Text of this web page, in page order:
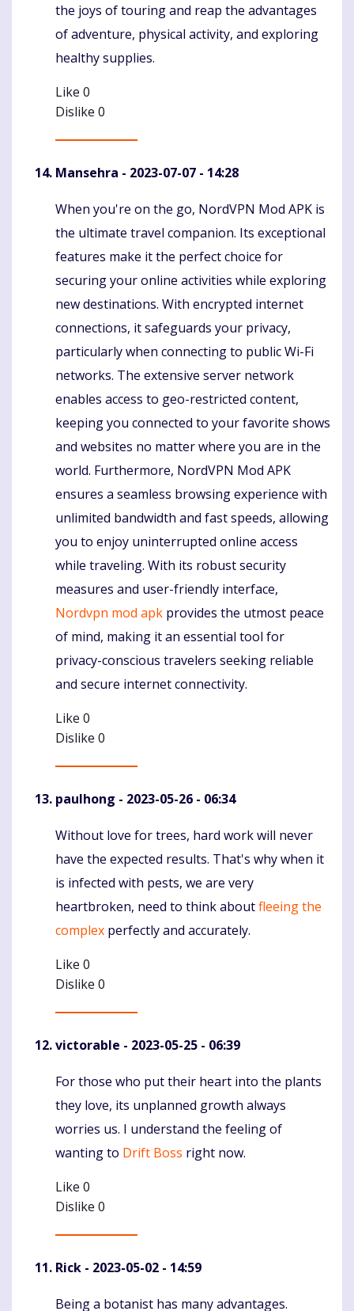
the joys of touring and reap the advantages
of adventure, physical activity, and exploring
healthy supplies.
Like 0
Dislike 0
Mansehra - 2023-07-07 - 14:28
Komentaras
When you're on the go, NordVPN Mod APK is
the ultimate travel companion. Its exceptional
features make it the perfect choice for
securing your online activities while exploring
new destinations. With encrypted internet
connections, it safeguards your privacy,
particularly when connecting to public Wi-Fi
networks. The extensive server network
enables access to geo-restricted content,
keeping you connected to your favorite shows
and websites no matter where you are in the
world. Furthermore, NordVPN Mod APK
ensures a seamless browsing experience with
unlimited bandwidth and fast speeds, allowing
you to enjoy uninterrupted online access
while traveling. With its robust security
measures and user-friendly interface,
Nordvpn mod apk provides the utmost peace
of mind, making it an essential tool for
privacy-conscious travelers seeking reliable
and secure internet connectivity.
Like 0
Dislike 0
paulhong - 2023-05-26 - 06:34
Komentaras
Without love for trees, hard work will never
have the expected results. That's why when it
is infected with pests, we are very
heartbroken, need to think aboutfleeing the
complex perfectly and accurately.
Like 0
Dislike 0
victorable - 2023-05-25 - 06:39
Komentaras
For those who put their heart into the plants
they love, its unplanned growth always
worries us. I understand the feeling of
wanting to Drift Boss right now.
Like 0
Dislike 0
Rick - 2023-05-02 - 14:59
Komentaras
Being a botanist has many advantages.